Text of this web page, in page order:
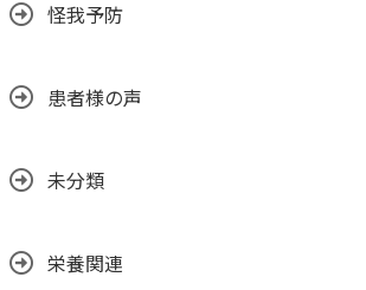
怪我予防
患者様の声
未分類
栄養関連